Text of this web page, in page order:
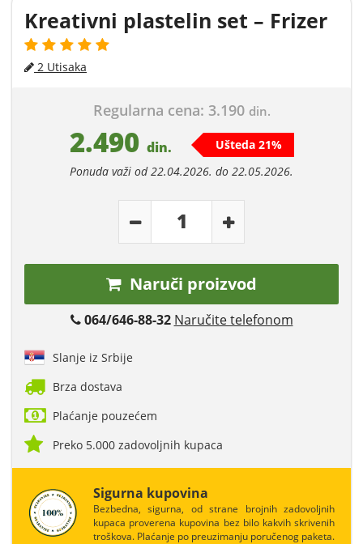
Kreativni plastelin set – Frizer
2 Utisaka
Regularna cena: 3.190 din.
2.490 din.
Ušteda 21%
Ponuda važi od 22.04.2026. do 22.05.2026.
Naruči proizvod
064/646-88-32 Naručite telefonom
Slanje iz Srbije
Brza dostava
Plaćanje pouzećem
Preko 5.000 zadovoljnih kupaca
Sigurna kupovina
Bezbedna, sigurna, od strane brojnih zadovoljnih
kupaca proverena kupovina bez bilo kakvih skrivenih
troškova. Plaćanje po preuzimanju poručenog paketa.